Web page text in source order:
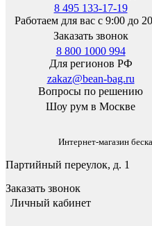
8 495 133-17-19
Работаем для вас с 9:00 до
Заказать звонок
8 800 1000 994
Для регионов РФ
zakaz@bean-bag.ru
Вопросы по решению
Шоу рум в Москве
Интернет-магазин
Партийный переулок, д. 1
Заказать звонок
Личный кабинет